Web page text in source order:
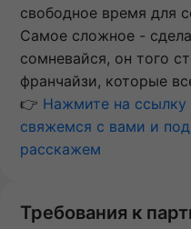
свободное время для
Самое сложное -
сомневайся, он того
франчайзи, которые
👉 Нажмите на ссылку
свяжемся с вами и
расскажем
Требования к